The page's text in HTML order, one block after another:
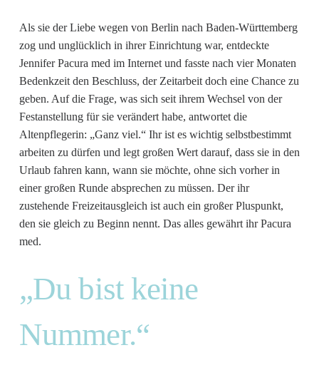
Als sie der Liebe wegen von Berlin nach Baden-Württemberg
zog und unglücklich in ihrer Einrichtung war, entdeckte
Jennifer Pacura med im Internet und fasste nach vier Monaten
Bedenkzeit den Beschluss, der Zeitarbeit doch eine Chance zu
geben. Auf die Frage, was sich seit ihrem Wechsel von der
Festanstellung für sie verändert habe, antwortet die
Altenpflegerin: „Ganz viel.“ Ihr ist es wichtig selbstbestimmt
arbeiten zu dürfen und legt großen Wert darauf, dass sie in den
Urlaub fahren kann, wann sie möchte, ohne sich vorher in
einer großen Runde absprechen zu müssen. Der ihr
zustehende Freizeitausgleich ist auch ein großer Pluspunkt,
den sie gleich zu Beginn nennt. Das alles gewährt ihr Pacura
med.
„Du bist keine
Nummer.“